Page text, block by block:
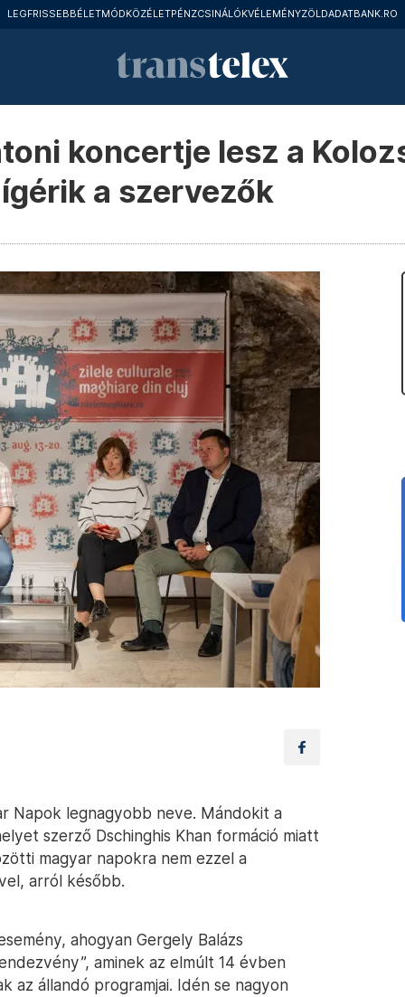
LEGFRISSEBBÉLETMÓDKÖZÉLETPÉNZCSINÁLÓKVÉLEMÉNYZÖLDADATBANK.RO
koncertje lesz a
a szervezők
Napok legnagyobb neve. Mándokit a
szerző Dschinghis Khan formáció miatt
magyar napokra nem ezzel a
arról később.
ahogyan Gergely Balázs
aminek az elmúlt 14 évben
az állandó programjai. Idén se nagyon